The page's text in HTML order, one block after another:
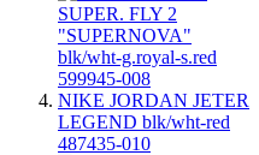
NIKE JORDAN JETER
LEGEND blk/wht-red
487435-010